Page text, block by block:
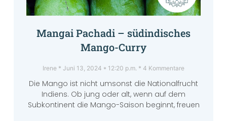
Mangai Pachadi – südindisches
Mango-Curry
Irene Juni 13, 2024 12:20 p.m. 4 Kommentare
Die Mango ist nicht umsonst die Nationalfrucht
Indiens. Ob jung oder alt, wenn auf dem
Subkontinent die Mango-Saison beginnt, freuen